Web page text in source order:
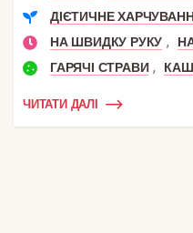
ДІЄТИЧНЕ
НА ШВИДКУ РУКУ ,
ГАРЯЧІ СТРАВИ ,
ЧИТАТИ ДАЛІ